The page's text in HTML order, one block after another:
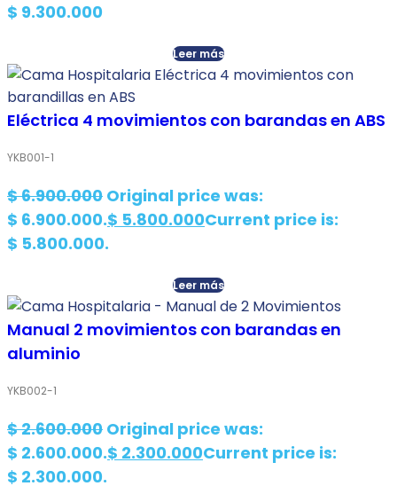
$ 9.300.000
Leer más
Eléctrica 4 movimientos con barandas en ABS
YKB001-1
$6.900.000 Original price was:
$ 6.900.000.$ 5.800.000Current price is:
$ 5.800.000.
Leer más
Manual 2 movimientos con barandas en
aluminio
YKB002-1
$2.600.000 Original price was:
$ 2.600.000.$ 2.300.000Current price is:
$ 2.300.000.